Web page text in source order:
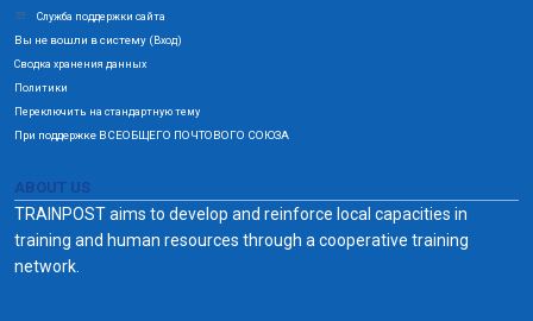
Служба поддержки сайта
Вы не вошли в систему (Вход)
Сводка хранения данных
Политики
Переключить на стандартную тему
При поддержке ВСЕОБЩЕГО ПОЧТОВОГО СОЮЗА
ABOUT US
TRAINPOST aims to develop and reinforce local capacities in
training and human resources through a cooperative training
network.